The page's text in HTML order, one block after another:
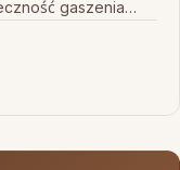
gaszenia